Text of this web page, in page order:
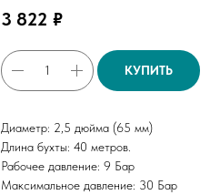
3 822 ₽
КУПИТЬ
Диаметр: 2,5 дюйма (65 мм)
Длина бухты: 40 метров.
Рабочее давление: 9 Бар
Максимальное давление: 30 Бар